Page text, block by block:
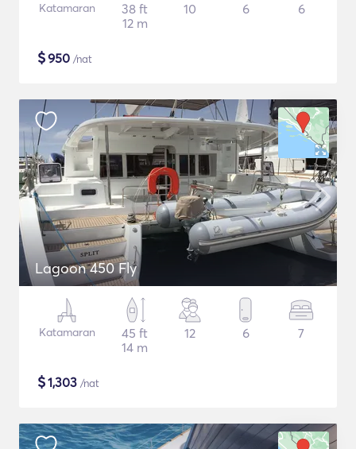
Katamaran
38 ft
12 m
10 6 6
$950 /nat
Lagoon 450 Fly
Katamaran
45 ft
14 m
12 6 7
$1,303 /nat